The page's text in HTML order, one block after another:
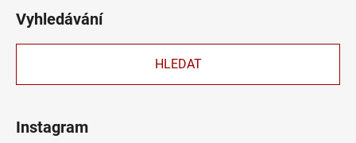
Vyhledávání
HLEDAT
Instagram